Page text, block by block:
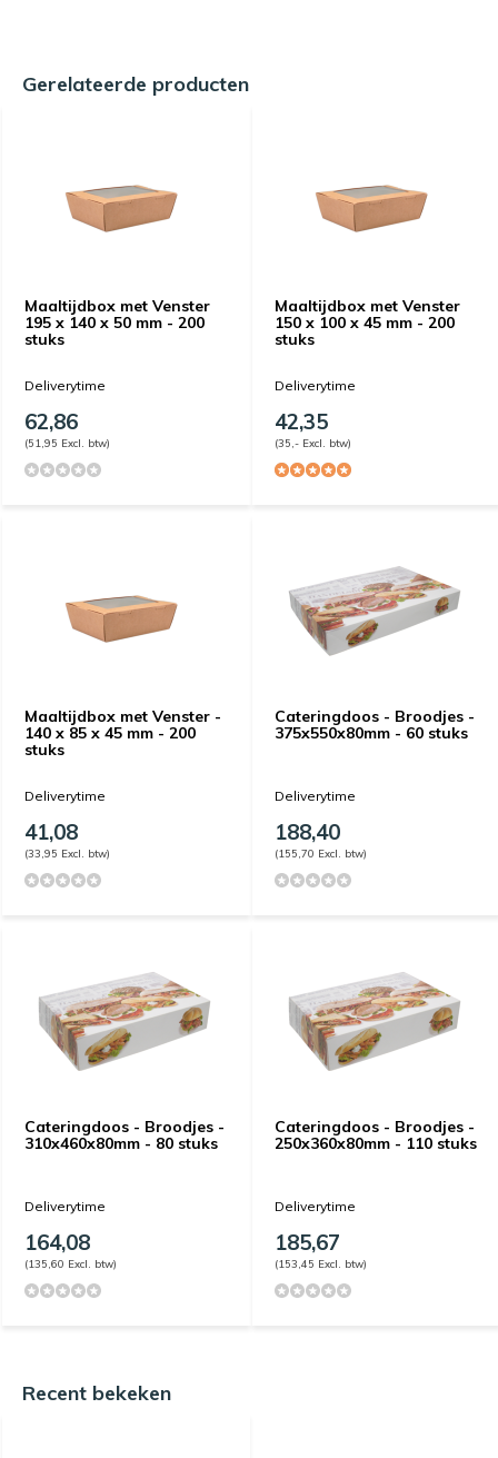
Gerelateerde producten
Maaltijdbox met Venster
195 x 140 x 50 mm - 200
stuks
Deliverytime
62,86
(51,95 Excl. btw)
Maaltijdbox met Venster
150 x 100 x 45 mm - 200
stuks
Deliverytime
42,35
(35,- Excl. btw)
Maaltijdbox met Venster -
140 x 85 x 45 mm - 200
stuks
Deliverytime
41,08
(33,95 Excl. btw)
Cateringdoos - Broodjes -
375x550x80mm - 60 stuks
Deliverytime
188,40
(155,70 Excl. btw)
Cateringdoos - Broodjes -
310x460x80mm - 80 stuks
Deliverytime
164,08
(135,60 Excl. btw)
Cateringdoos - Broodjes -
250x360x80mm - 110 stuks
Deliverytime
185,67
(153,45 Excl. btw)
Recent bekeken